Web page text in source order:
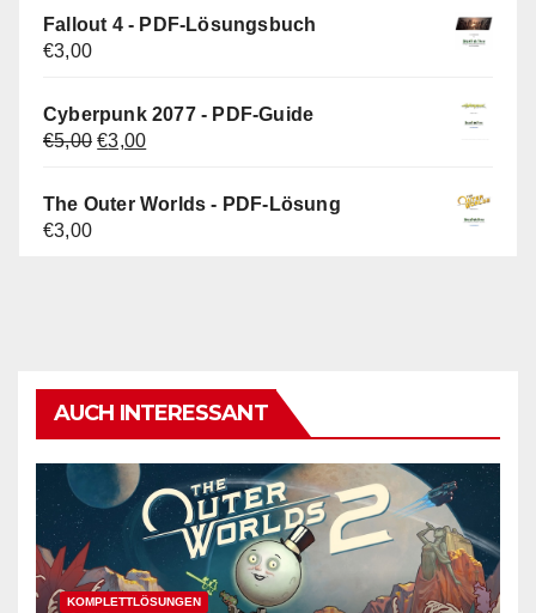
war:
ist:
Fallout 4 - PDF-Lösungsbuch
€3,00
Cyberpunk 2077 - PDF-Guide
€5,00 Ursprünglicher
€3,00Aktueller
ist:
The Outer Worlds - PDF-Lösung
€3,00
AUCH INTERESSANT
KOMPLETTLÖSUNGEN